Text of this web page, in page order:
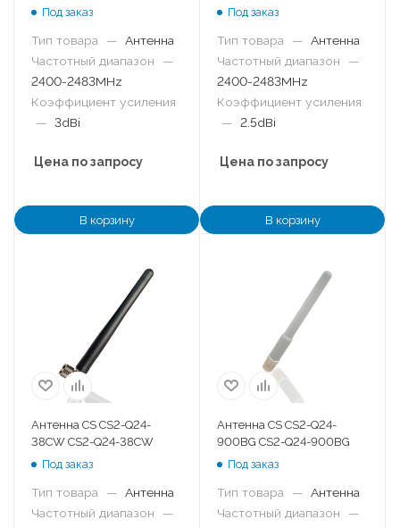
Под заказ
Тип товара — Антенна
Частотный диапазон
—
2400-2483MHz
Коэффициент усиления
— 3dBi
Цена по запросу
В корзину
Под заказ
Тип товара — Антенна
Частотный диапазон
—
2400-2483MHz
Коэффициент усиления
— 2.5dBi
Цена по запросу
В корзину
Антенна CS CS2-Q24-
38CW CS2-Q24-38CW
Под заказ
Тип товара — Антенна
Частотный диапазон
—
Антенна CS CS2-Q24-
900BG CS2-Q24-900BG
Под заказ
Тип товара — Антенна
Частотный диапазон
—